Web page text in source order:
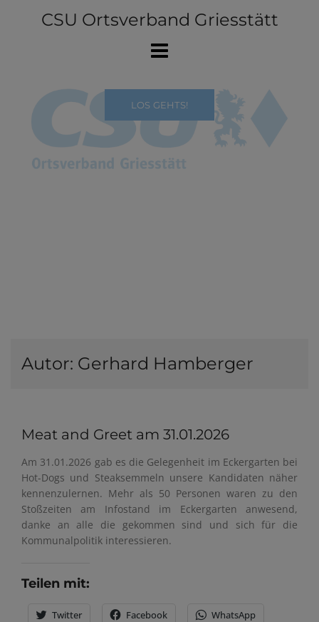
CSU Ortsverband Griesstätt
LOS GEHTS!
Autor: Gerhard Hamberger
Meat and Greet am 31.01.2026
Am 31.01.2026 gab es die Gelegenheit im Eckergarten bei
Hot-Dogs und Steaksemmeln unsere Kandidaten näher
kennenzulernen. Mehr als 50 Personen waren zu den
Stoßzeiten am Infostand im Eckergarten anwesend,
danke an alle die gekommen sind und sich für die
Kommunalpolitik interessieren.
Teilen mit:
Twitter Facebook WhatsApp